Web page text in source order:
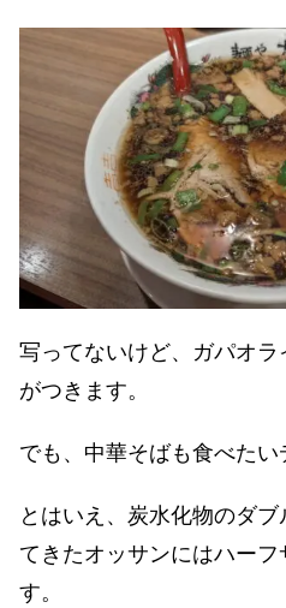
写ってないけど、ガパオ
がつきます。
でも、中華そばも食べたい
とはいえ、炭水化物のダ
てきたオッサンにはハー
す。